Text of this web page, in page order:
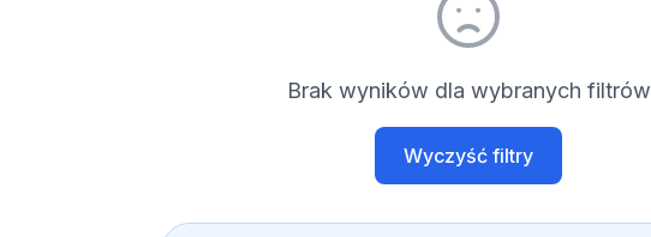
Brak wyników dla wybranych filtrów
Wyczyść filtry